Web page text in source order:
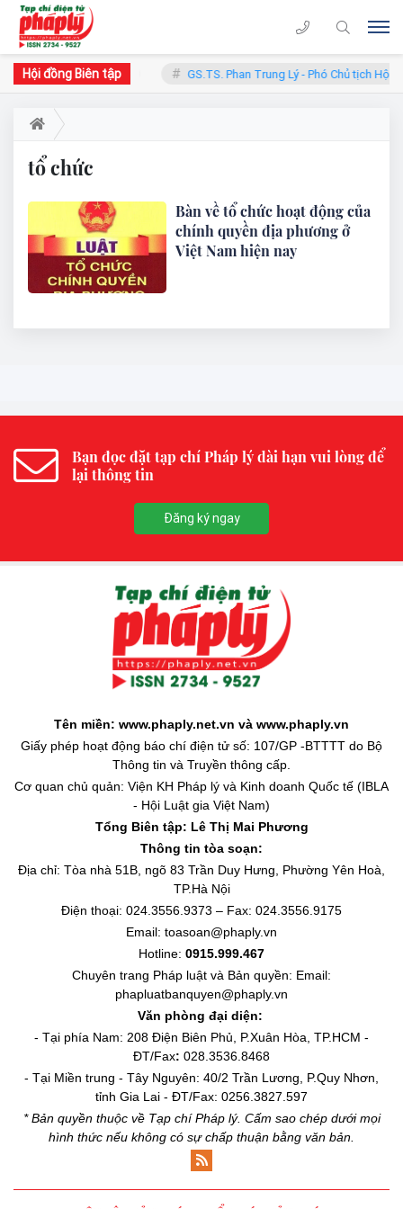
Hội đồng Biên tập
- Chủ tịch Hội đồng GS.TS. Phan Trung Lý - Phó Chủ tịch Hội
tổ chức
Bàn về tổ chức hoạt động của
chính quyền địa phương ở
Việt Nam hiện nay
Bạn đọc đặt tạp chí Pháp lý dài hạn vui lòng để
lại thông tin
Đăng ký ngay
Tên miền: www.phaply.net.vn và www.phaply.vn
Giấy phép hoạt động báo chí điện tử số: 107/GP -BTTTT do Bộ
Thông tin và Truyền thông cấp.
Cơ quan chủ quản: Viện KH Pháp lý và Kinh doanh Quốc tế (IBLA
- Hội Luật gia Việt Nam)
Tổng Biên tập: Lê Thị Mai Phương
Thông tin tòa soạn:
Địa chỉ: Tòa nhà 51B, ngõ 83 Trần Duy Hưng, Phường Yên Hoà,
TP.Hà Nội
Điện thoại: 024.3556.9373 – Fax: 024.3556.9175
Email: toasoan@phaply.vn
Hotline: 0915.999.467
Chuyên trang Pháp luật và Bản quyền: Email:
phapluatbanquyen@phaply.vn
Văn phòng đại diện:
- Tại phía Nam: 208 Điện Biên Phủ, P.Xuân Hòa, TP.HCM -
ĐT/Fax: 028.3536.8468
- Tại Miền trung - Tây Nguyên: 40/2 Trần Lương, P.Quy Nhơn,
tỉnh Gia Lai - ĐT/Fax: 0256.3827.597
* Bản quyền thuộc về Tạp chí Pháp lý. Cấm sao chép dưới mọi
hình thức nếu không có sự chấp thuận bằng văn bản.